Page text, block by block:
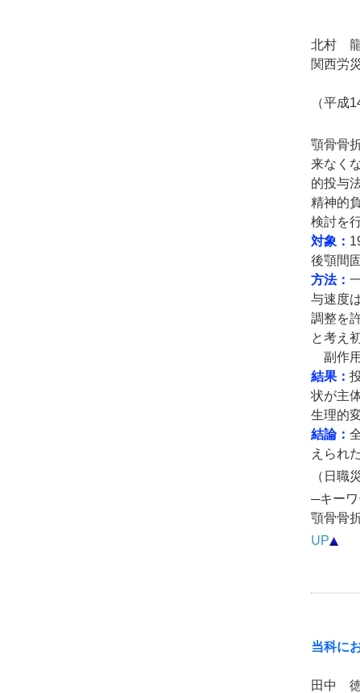
北村
関西労
（平成
顎骨骨
来なく
的投与
精神的
検討を
対象：
後顎間
方法：
与速度
調整を
と考え
副作用
結果：
状が主
生理的
結論：
えられ
（日職
─キー
顎骨骨
UP
当科に
田中